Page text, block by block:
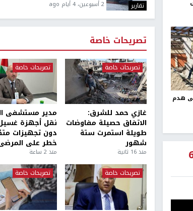
هدم
عن الأقصى ومحيطه لمدة 6
تقارير 2 أسبوعين، 4 أيام ago
تصريحات خاصة
تصريحات خاصة
غازي حمد للشرق:
الاتفاق حصيلة مفاوضات
طويلة استمرت ستة
شهور
منذ 16 ثانية
تصريحات خاصة
مدير مستشفى
نقل أجهزة
دون تجهيزات
خطر على
منذ 2 ساعة
تصريحات خاصة تصريحات خاصة